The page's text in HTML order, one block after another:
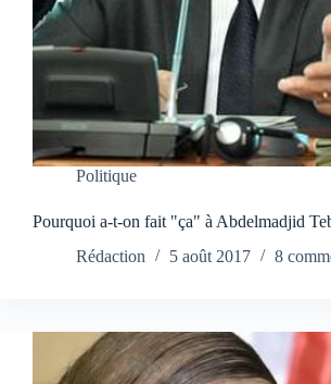
Politique
Pourquoi a-t-on fait "ça" à Abdelmadjid
Rédaction
5 août 2017 8